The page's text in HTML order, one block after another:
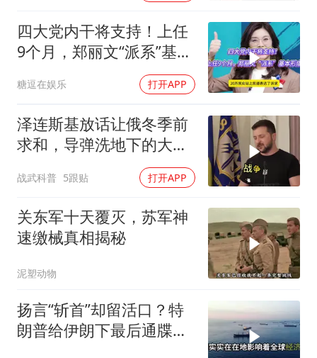
四大党内干将支持！上任
9个月，郑丽文“派系”基本
糖逗在娱乐 打开APP
泽连斯基放话让俄冬季前
求和，导弹洗地下的大饼
战武科普 5跟贴 打开APP
关东军十天覆灭，苏军神
速缴械真相揭秘
泥塑动物
扬言“斩首”却留活口？特
朗普给伊朗下最后通牒，